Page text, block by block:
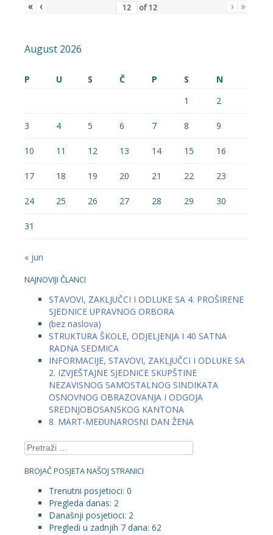
« ‹ of 12 › »
August 2026
P U S Č P S
N
1
2
3 4 5 6 7 8 9
10 11 12 13 14 15 16
17 18 19 20 21 22 23
24 25 26 27 28 29 30
31
« jun
NAJNOVIJI ČLANCI
STAVOVI, ZAKLJUČCI I ODLUKE SA 4. PROŠIRENE
SJEDNICE UPRAVNOG ORBORA
(bez naslova)
STRUKTURA ŠKOLE, ODJELJENJA I 40 SATNA
RADNA SEDMICA
INFORMACIJE, STAVOVI, ZAKLJUČCI I ODLUKE SA
2. IZVJEŠTAJNE SJEDNICE SKUPŠTINE
NEZAVISNOG SAMOSTALNOG SINDIKATA
OSNOVNOG OBRAZOVANJA I ODGOJA
SREDNJOBOSANSKOG KANTONA
8. MART-MEĐUNAROSNI DAN ŽENA
Pretraga:
BROJAČ POSJETA NAŠOJ STRANICI
Trenutni posjetioci: 0
Pregleda danas: 2
Današnji posjetioci: 2
Pregledi u zadnjih 7 dana: 62